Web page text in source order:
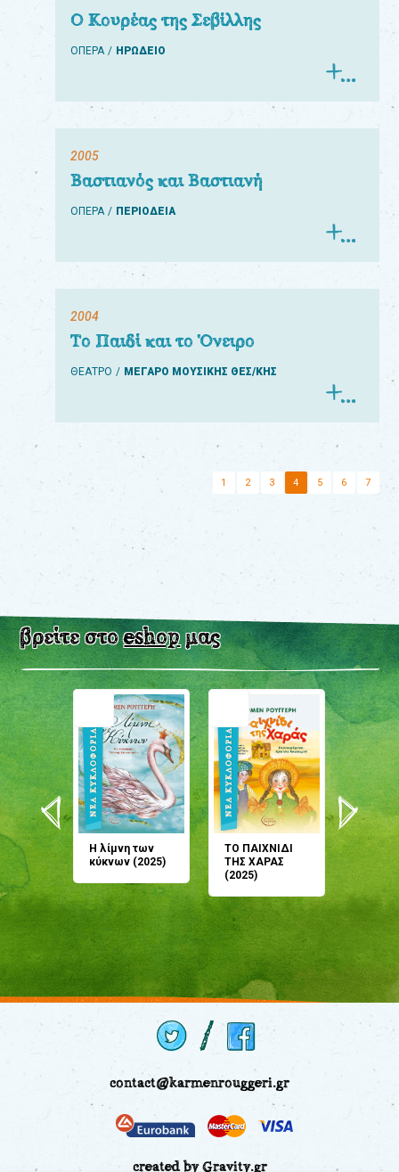
Ο Κουρέας της Σεβίλλης
ΟΠΕΡΑ ΗΡΩΔΕΙΟ
2005
Βαστιανός και Βαστιανή
ΟΠΕΡΑ ΠΕΡΙΟΔΕΙΑ
2004
Το Παιδί και το Όνειρο
ΘΕΑΤΡΟ ΜΕΓΑΡΟ ΜΟΥΣΙΚΗΣ ΘΕΣ/ΚΗΣ
1 2 3 4 5 6 7
βρείτε στοeshopμας
Η λίμνη των
κύκνων (2025)
ΤΟ ΠΑΙΧΝΙΔΙ
ΤΗΣ ΧΑΡΑΣ
(2025)
μου;
(2024)
contact@karmenrouggeri.gr
created by Gravity.gr